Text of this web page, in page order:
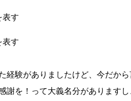
表す
表す
験がありましたけど、今だか
謝を！って大義名分があります